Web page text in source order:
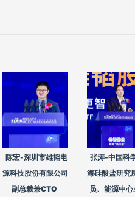
陈宏-深圳市雄韬电
源科技股份有限公司
副总裁兼CTO
张涛-中国科
海硅酸盐研究
员、能源中